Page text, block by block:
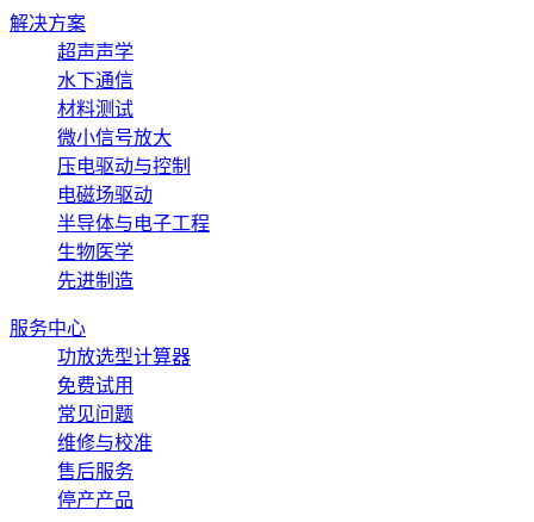
解决方案
超声声学
水下通信
材料测试
微小信号放大
压电驱动与控制
电磁场驱动
半导体与电子工程
生物医学
先进制造
服务中心
功放选型计算器
免费试用
常见问题
维修与校准
售后服务
停产产品